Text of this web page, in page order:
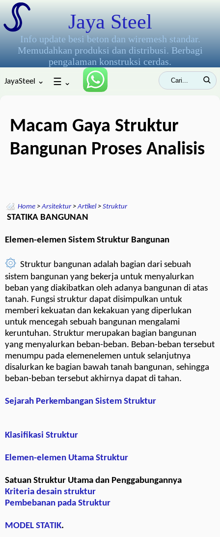
Jaya Steel
Info update besi beton dan wiremesh standar.
Memudahkan produksi dan distribusi. Berbagi
pengalaman konstruksi cerdas.
JayaSteel ⌄ ☰ ⌄
Macam Gaya Struktur
Bangunan Proses Analisis
Home >Arsitektur>Artikel > Struktur
STATIKA BANGUNAN
Elemen-elemen Sistem Struktur Bangunan
۞ Struktur bangunan adalah bagian dari sebuah
sistem bangunan yang bekerja untuk menyalurkan
beban yang diakibatkan oleh adanya bangunan di atas
tanah. Fungsi struktur dapat disimpulkan untuk
memberi kekuatan dan kekakuan yang diperlukan
untuk mencegah sebuah bangunan mengalami
keruntuhan. Struktur merupakan bagian bangunan
yang menyalurkan beban-beban. Beban-beban tersebut
menumpu pada elemenelemen untuk selanjutnya
disalurkan ke bagian bawah tanah bangunan, sehingga
beban-beban tersebut akhirnya dapat di tahan.
Sejarah Perkembangan Sistem Struktur
Klasifikasi Struktur
Elemen-elemen Utama Struktur
Satuan Struktur Utama dan Penggabungannya
Kriteria desain struktur
Pembebanan pada Struktur
MODEL STATIK.